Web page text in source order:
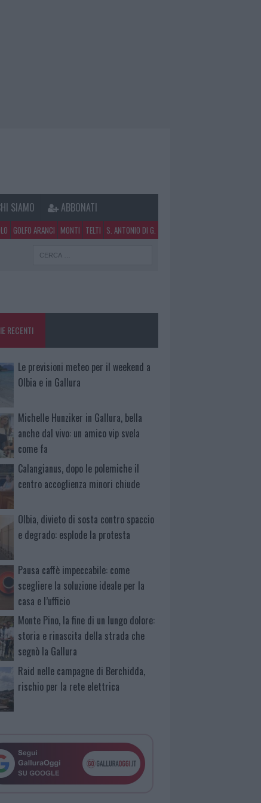
SIAMO ABBONATI
GOLFO ARANCI MONTI TELTI S. ANTONIO DI G.
RECENTI
Le previsioni meteo per il weekend a
Olbia e in Gallura
Michelle Hunziker in Gallura, bella
anche dal vivo: un amico vip svela
come fa
Calangianus, dopo le polemiche il
centro accoglienza minori chiude
Olbia, divieto di sosta contro spaccio
e degrado: esplode la protesta
Pausa caffè impeccabile: come
scegliere la soluzione ideale per la
casa e l’ufficio
Monte Pino, la fine di un lungo dolore:
storia e rinascita della strada che
segnò la Gallura
Raid nelle campagne di Berchidda,
rischio per la rete elettrica